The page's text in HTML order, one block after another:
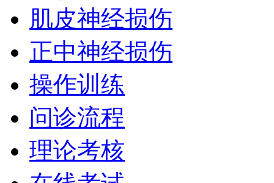
肌皮神经损伤
正中神经损伤
操作训练
问诊流程
理论考核